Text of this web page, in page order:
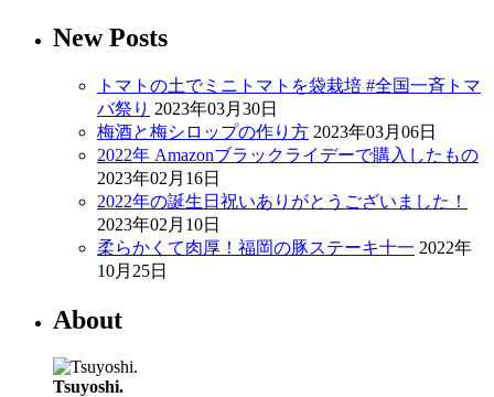
New Posts
トマトの土でミニトマトを袋栽培 #全国一斉トマ
バ祭り 2023年03月30日
梅酒と梅シロップの作り方 2023年03月06日
2022年 Amazonブラックライデーで購入したもの
2023年02月16日
2022年の誕生日祝いありがとうございました！
2023年02月10日
柔らかくて肉厚！福岡の豚ステーキ十一 2022年
10月25日
About
Tsuyoshi.